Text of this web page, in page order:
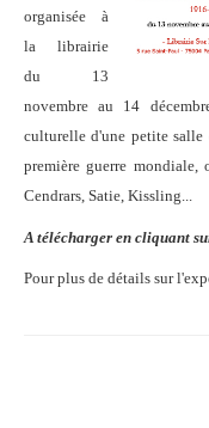
organisée à
la librairie
du 13
novembre au 14
culturelle d'une petite salle
première guerre mondiale,
Cendrars, Satie, Kissling...
A télécharger en cliquant
Pour plus de détails sur